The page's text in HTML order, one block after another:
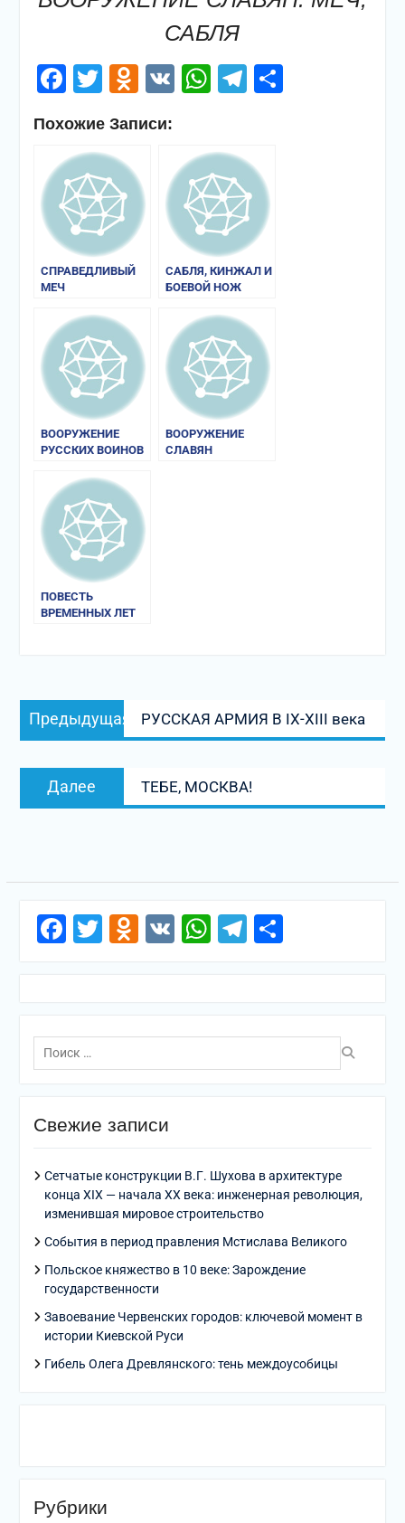
САБЛЯ
Facebook
Twitter
Odnoklassniki
VKWhatsApp
Telegram
Похожие Записи:
СПРАВЕДЛИВЫЙ
МЕЧ
САБЛЯ, КИНЖАЛ И
БОЕВОЙ НОЖ
ВООРУЖЕНИЕ
РУССКИХ ВОИНОВ
ВООРУЖЕНИЕ
СЛАВЯН
ПОВЕСТЬ
ВРЕМЕННЫХ ЛЕТ
Навигация
по
Предыдущая
запись:
РУССКАЯ АРМИЯ В IX-XIII века
Далее
запись:
ТЕБЕ, МОСКВА!
Facebook
Twitter
Odnoklassniki
VKWhatsApp
Telegram
Поиск
по:
Свежие записи
Сетчатые конструкции В.Г. Шухова в архитектуре
конца XIX — начала XX века: инженерная революция,
изменившая мировое строительство
События в период правления Мстислава Великого
Польское княжество в 10 веке: Зарождение
государственности
Завоевание Червенских городов: ключевой момент в
истории Киевской Руси
Гибель Олега Древлянского: тень междоусобицы
Рубрики